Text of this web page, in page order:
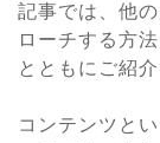
記事では、他
ローチする方
とともにご紹介
コンテンツと